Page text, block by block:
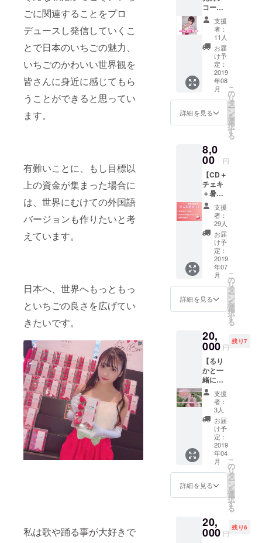
ごに関連することをプロ
デュースし発信していくこ
とで日本のいちごの魅力、
いちごのかわいい世界観を
皆さんに身近に感じてもら
うことができると思ってい
ます。
有難いことに、もし目標以
上の資金が集まった場合に
は、世界にむけての外国語
バージョンも作りたいと考
えています。
日本へ、世界へもっともっ
といちごの良さを広げてい
きたいです。
私は歌や踊る事が大好きで
の詳細
はメー
ルでお
知らせ
しま
す。 ⚠︎
プリク
ラ代400
円は別
途よろ
しくお
願いし
コー
ス】 手
書きの
暑中見
舞いを
お送り
しま
す！
支援
者：
11人
お届
け予
定：
2019
年08
月
詳細を見る
こ
の
リ
タ
ー
ン
を
選
択
す
る
8,0
00 円
【CD＋
チェキ
＋暑中
見舞い
＝少し
お得
セッ
ト】
⚠︎CDと
チェキ
はCDが
出来て
からの
セット
でのご
配送に
す！
支援
者：
29人
お届
け予
定：
2019
年07
月
詳細を見る
こ
の
リ
タ
ー
ン
を
選
択
す
る
20,
000 円
残り7
【るり
かと一
緒にい
ちご狩
り参加
券コー
ス】
《1部》
11:00〜
12:00
《チェ
キ会》
12:10〜
13:10
⚠︎4月21
日越谷
タウン
で行い
ます！
支援
者：
3人
お届
け予
定：
2019
年04
月
詳細を見る
こ
の
リ
タ
ー
ン
を
選
択
す
る
20,
000 円
残り6